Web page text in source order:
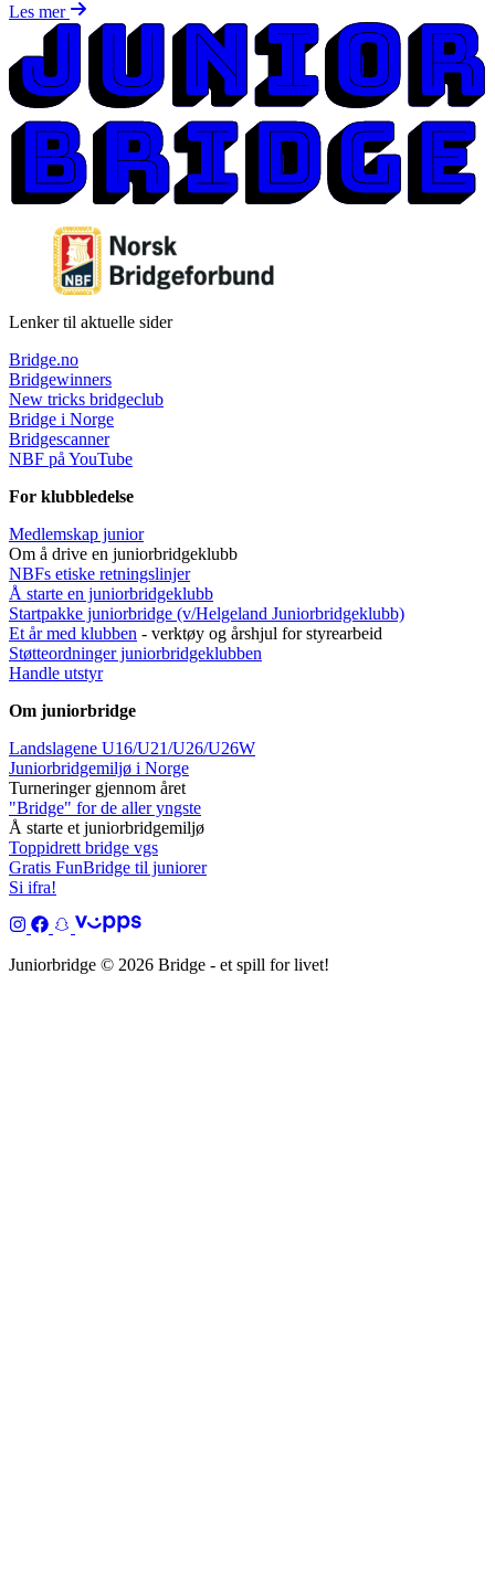
Les mer
Lenker til aktuelle sider
Bridge.no
Bridgewinners
New tricks bridgeclub
Bridge i Norge
Bridgescanner
NBF på YouTube
For klubbledelse
Medlemskap junior
Om å drive en juniorbridgeklubb
NBFs etiske retningslinjer
Å starte en juniorbridgeklubb
Startpakke juniorbridge (v/Helgeland Juniorbridgeklubb)
Et år med klubben - verktøy og årshjul for styrearbeid
Støtteordninger juniorbridgeklubben
Handle utstyr
Om juniorbridge
Landslagene U16/U21/U26/U26W
Juniorbridgemiljø i Norge
Turneringer gjennom året
"Bridge" for de aller yngste
Å starte et juniorbridgemiljø
Toppidrett bridge vgs
Gratis FunBridge til juniorer
Si ifra!
Juniorbridge © 2026 Bridge - et spill for livet!